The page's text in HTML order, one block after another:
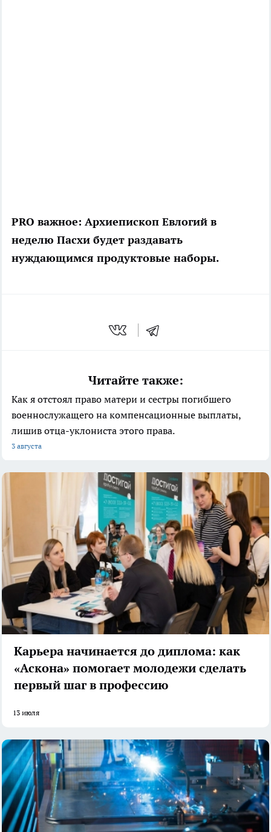
PRO важное: Архиепископ Евлогий в
неделю Пасхи будет раздавать
нуждающимся продуктовые наборы.
Читайте также:
Как я отстоял право матери и сестры погибшего
военнослужащего на компенсационные выплаты,
лишив отца-уклониста этого права.
3 августа
Карьера начинается до диплома: как
«Аскона» помогает молодежи сделать
первый шаг в профессию
13 июля